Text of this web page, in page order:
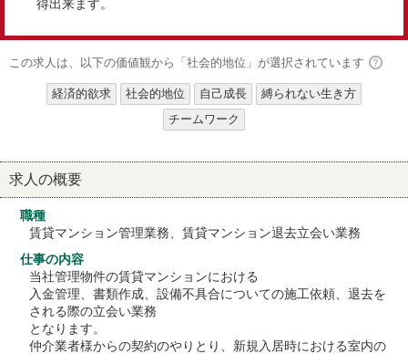
得出来ます。
この求人は、以下の価値観から「社会的地位」が選択されています
経済的欲求 社会的地位 自己成長
縛られない生き方
チームワーク
求人の概要
職種
賃貸マンション管理業務、賃貸マンション退去立会い業務
仕事の内容
当社管理物件の賃貸マンションにおける
入金管理、書類作成、設備不具合についての施工依頼、退去を
される際の立会い業務
となります。
仲介業者様からの契約のやりとり、新規入居時における室内の